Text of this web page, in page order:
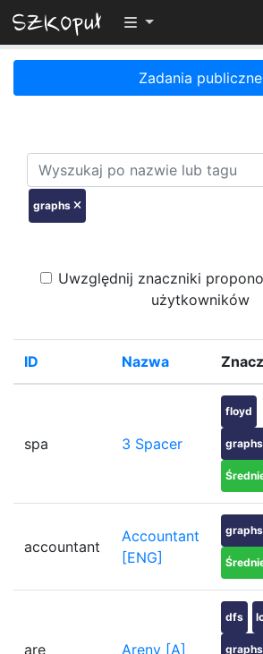
Przełącz
Zadania publiczne
graphs
Uwzględnij znaczniki
użytkowników
ID Nazwa
spa 3 Spacer
floyd
graphs
accountant
Accountant
[ENG]
graphs
are Areny [A]
dfs
graphs